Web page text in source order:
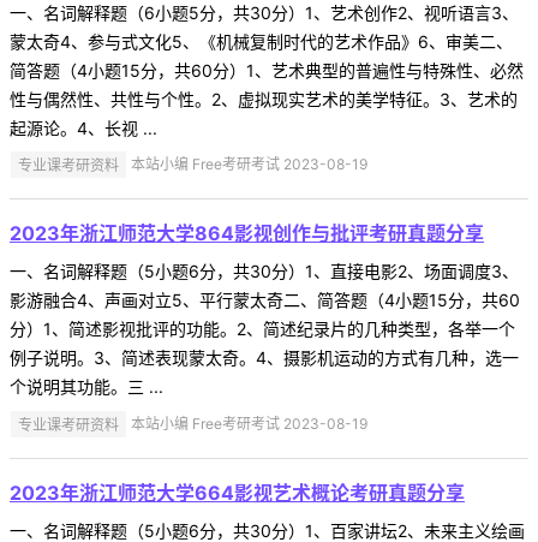
一、名词解释题（6小题5分，共30分）1、艺术创作2、视听语言3、
蒙太奇4、参与式文化5、《机械复制时代的艺术作品》6、审美二、
简答题（4小题15分，共60分）1、艺术典型的普遍性与特殊性、必然
性与偶然性、共性与个性。2、虚拟现实艺术的美学特征。3、艺术的
起源论。4、长视 ...
专业课考研资料 本站小编 Free考研考试 2023-08-19
2023年浙江师范大学864影视创作与批评考研真题分享
一、名词解释题（5小题6分，共30分）1、直接电影2、场面调度3、
影游融合4、声画对立5、平行蒙太奇二、简答题（4小题15分，共60
分）1、简述影视批评的功能。2、简述纪录片的几种类型，各举一个
例子说明。3、简述表现蒙太奇。4、摄影机运动的方式有几种，选一
个说明其功能。三 ...
专业课考研资料 本站小编 Free考研考试 2023-08-19
2023年浙江师范大学664影视艺术概论考研真题分享
一、名词解释题（5小题6分，共30分）1、百家讲坛2、未来主义绘画